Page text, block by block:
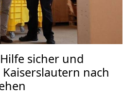
sicher und
nach